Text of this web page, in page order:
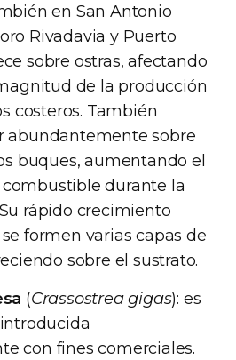
en San Antonio
Rivadavia y Puerto
sobre ostras, afectando
de la producción
costeros. También
abundantemente sobre
buques, aumentando el
durante la
rápido crecimiento
formen varias capas de
sobre el sustrato.
(Crassostrea gigas): es
con fines comerciales.